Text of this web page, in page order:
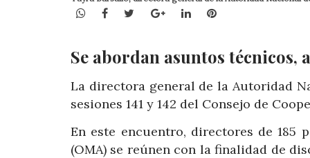
WhatsApp
Facebook
TwitterGoogle+LinkedInPinterest
Se abordan asuntos técnicos,
La directora general de la Autoridad
sesiones 141 y 142 del Consejo de
En este encuentro, directores de 185
(OMA) se reúnen con la finalidad de